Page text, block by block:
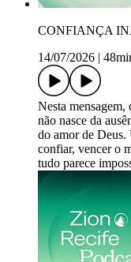
CONFIANÇA
14/07/2026
Nesta
não nasce da
do amor de Deus.
confiar, vencer o
tudo parece